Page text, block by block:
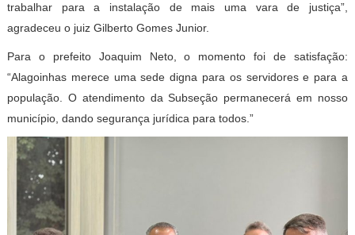
trabalhar para a instalação de mais uma vara de justiça”,
agradeceu o juiz Gilberto Gomes Junior.
Para o prefeito Joaquim Neto, o momento foi de satisfação:
“Alagoinhas merece uma sede digna para os servidores e para a
população. O atendimento da Subseção permanecerá em nosso
município, dando segurança jurídica para todos.”